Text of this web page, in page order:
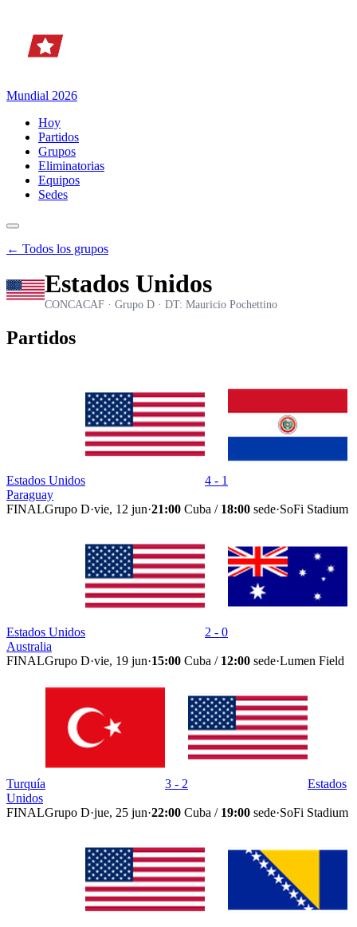
Mundial 2026
Hoy
Partidos
Grupos
Eliminatorias
Equipos
Sedes
← Todos los grupos
Estados Unidos
CONCACAF · Grupo D · DT: Mauricio Pochettino
Partidos
Estados Unidos
4 - 1
Paraguay
FINALGrupo D·vie, 12 jun·21:00 Cuba / 18:00 sede·SoFi Stadium
Estados Unidos
2 - 0
Australia
FINALGrupo D·vie, 19 jun·15:00 Cuba / 12:00 sede·Lumen Field
Turquía 3 - 2
Estados
Unidos
FINALGrupo D·jue, 25 jun·22:00 Cuba / 19:00 sede·SoFi Stadium